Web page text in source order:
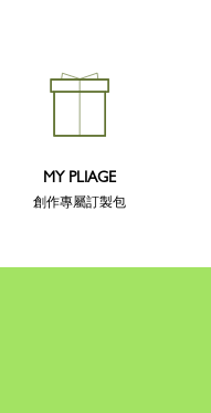
MY PLIAGE
創作專屬訂製包